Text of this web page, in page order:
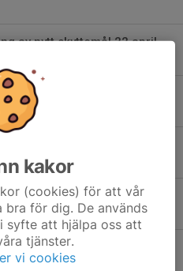
av nytt skyttemål 22 april
i samband med påsk !
kakor
(cookies) för att vår
för dig. De används
syfte att hjälpa oss att
tjänster.
vi cookies